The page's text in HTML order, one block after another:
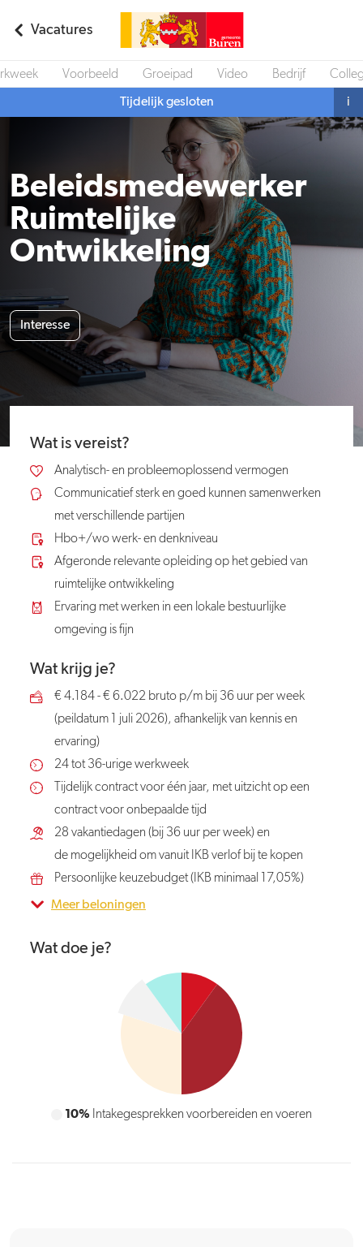
Vacatures
Voorbeeld Groeipad Video Bedrijf
Tijdelijk gesloten i
Beleidsmedewerker
Ruimtelijke
Ontwikkeling
Interesse
Wat is vereist?
Analytisch- en probleemoplossend vermogen
Communicatief sterk en goed kunnen samenwerken
met verschillende partijen
Hbo+/wo werk- en denkniveau
Afgeronde relevante opleiding op het gebied van
ruimtelijke ontwikkeling
Ervaring met werken in een lokale bestuurlijke
omgeving is fijn
Wat krijg je?
€ 4.184 - € 6.022 bruto p/m bij 36 uur per week
(peildatum 1 juli 2026), afhankelijk van kennis en
ervaring)
24 tot 36-urige werkweek
Tijdelijk contract voor één jaar, met uitzicht op een
contract voor onbepaalde tijd
28 vakantiedagen (bij 36 uur per week) en
de mogelijkheid om vanuit IKB verlof bij te kopen
Persoonlijke keuzebudget (IKB minimaal 17,05%)
Meer beloningen
Wat doe je?
10% Intakegesprekken voorbereiden en voeren